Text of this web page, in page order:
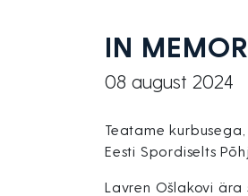
IN
08 august 2024
Teatame
Eesti Spordiselts
Lavren Ošlakovi ära